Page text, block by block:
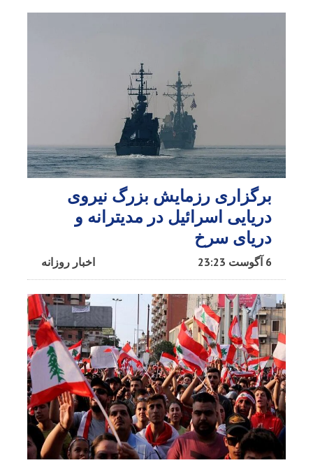
برگزاری رزمایش بزرگ نیروی
دریایی اسرائیل در مدیترانه و
دریای سرخ​
اخبار روزانه 6 آگوست 23:23